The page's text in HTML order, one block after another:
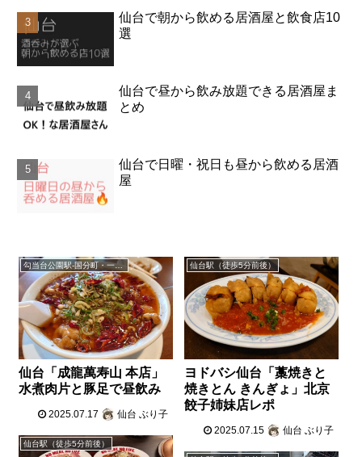
仙台で朝から飲める居酒屋と飲食店10
選
仙台で昼から飲み放題できる居酒屋ま
とめ
仙台で日曜・祝日も昼から飲める居酒
屋
勾当台公園駅-国分町・一番町・本町
仙台「成龍萬寿山 本店」
水煮肉片と豚足で昼飲み
2025.07.17 仙台 ぶり子
仙台駅（徒歩5分前後）
ヨドバシ仙台「藁焼きと
焼きとん きんぎょ」北京
餃子姉妹店レポ
2025.07.15 仙台 ぶり子
仙台駅（徒歩5分前後）